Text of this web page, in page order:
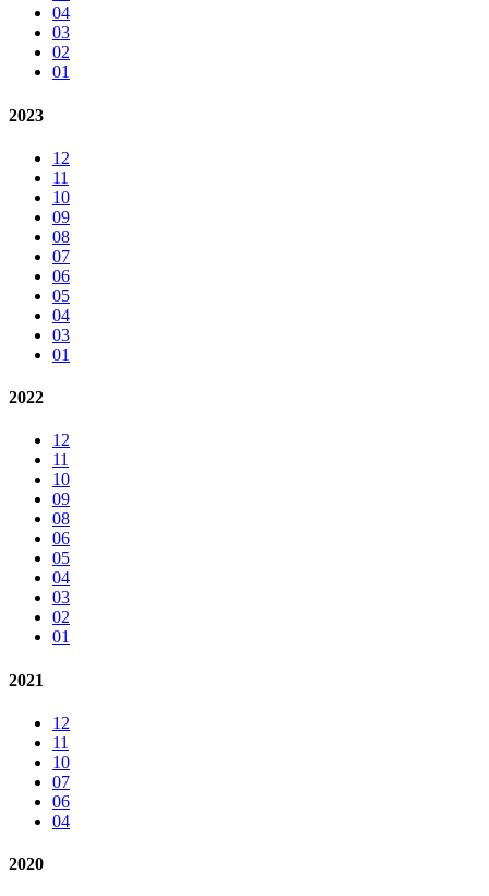
04
03
02
01
2023
12
11
10
09
08
07
06
05
04
03
01
2022
12
11
10
09
08
06
05
04
03
02
01
2021
12
11
10
07
06
04
2020